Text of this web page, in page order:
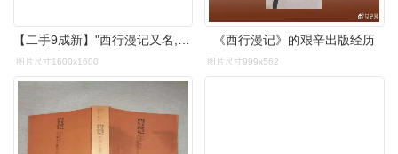
图片尺寸1600x1600
《西行漫记》的艰辛出版经历
图片尺寸999x562